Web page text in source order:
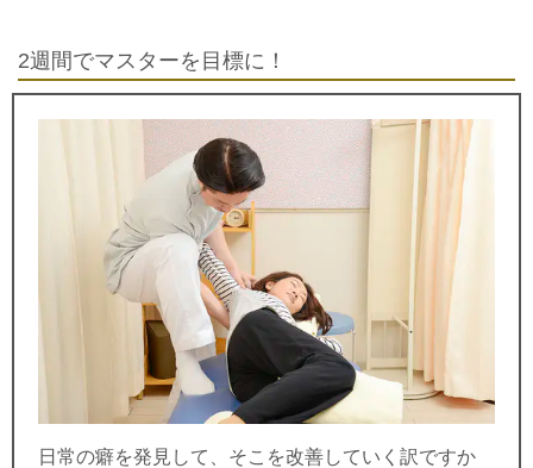
2週間でマスターを目標に！
日常の癖を発見して、そこを改善していく訳ですか